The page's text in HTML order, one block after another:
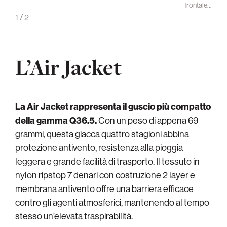
frontale…
1 / 2
L’Air Jacket
La Air Jacket rappresenta il guscio più compatto
della gamma Q36.5.Con un peso di appena 69
grammi, questa giacca quattro stagioni abbina
protezione antivento, resistenza alla pioggia
leggera e grande facilità di trasporto. Il tessuto in
nylon ripstop 7 denari con costruzione 2 layer e
membrana antivento offre una barriera efficace
contro gli agenti atmosferici, mantenendo al tempo
stesso un’elevata traspirabilità.